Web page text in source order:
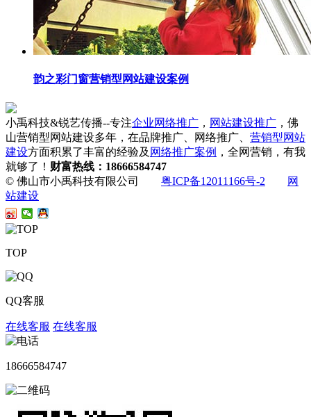
韵之彩门窗营销型网站建设案例
小禹科技&锐艺传播--专注企业网络推广 ， 网站建设推广 ，佛
山营销型网站建设多年，在品牌推广、网络推广、 营销型网站
建设方面积累了丰富的经验及 网络推广案例 ，全网营销，有我
就够了！ 财富热线：18666584747
© 佛山市小禹科技有限公司 粤ICP备12011166号-2
网
站建设
TOP
QQ客服
在线客服 在线客服
18666584747